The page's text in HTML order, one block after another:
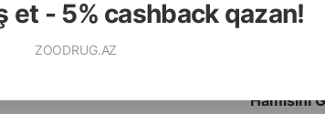
et - 5% cashback qazan!
ZOODRUG.AZ
Hamısını